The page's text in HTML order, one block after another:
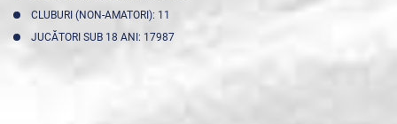
CLUBURI (NON-AMATORI): 11
JUCĂTORI SUB 18 ANI: 17987